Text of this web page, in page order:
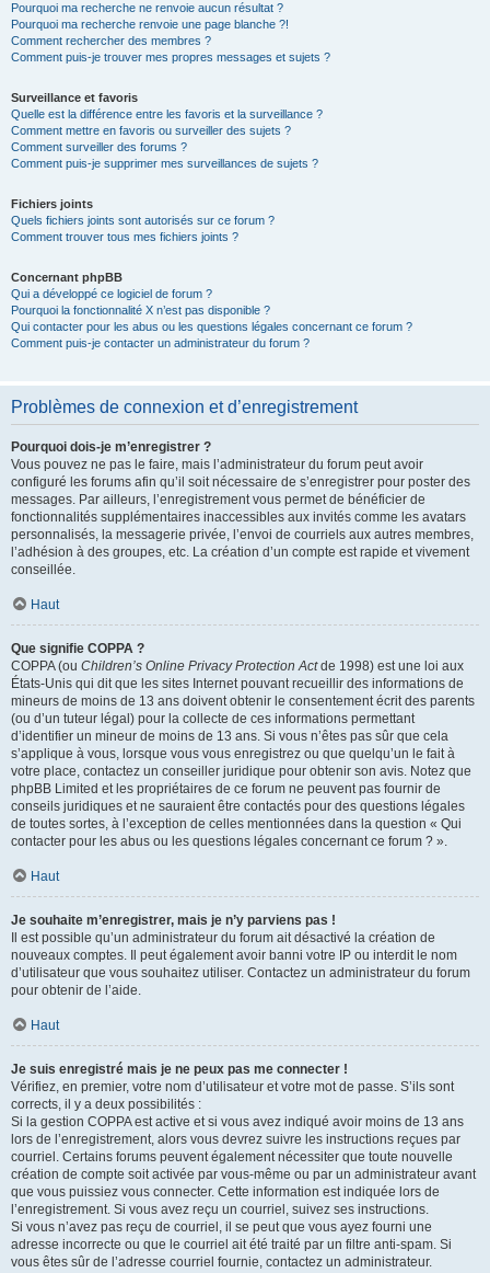
Pourquoi ma recherche ne renvoie aucun résultat ?
Pourquoi ma recherche renvoie une page blanche ?!
Comment rechercher des membres ?
Comment puis-je trouver mes propres messages et sujets ?
Surveillance et favoris
Quelle est la différence entre les favoris et la surveillance ?
Comment mettre en favoris ou surveiller des sujets ?
Comment surveiller des forums ?
Comment puis-je supprimer mes surveillances de sujets ?
Fichiers joints
Quels fichiers joints sont autorisés sur ce forum ?
Comment trouver tous mes fichiers joints ?
Concernant phpBB
Qui a développé ce logiciel de forum ?
Pourquoi la fonctionnalité X n’est pas disponible ?
Qui contacter pour les abus ou les questions légales concernant ce forum ?
Comment puis-je contacter un administrateur du forum ?
Problèmes de connexion et d’enregistrement
Pourquoi dois-je m’enregistrer ?
Vous pouvez ne pas le faire, mais l’administrateur du forum peut avoir
configuré les forums afin qu’il soit nécessaire de s’enregistrer pour poster des
messages. Par ailleurs, l’enregistrement vous permet de bénéficier de
fonctionnalités supplémentaires inaccessibles aux invités comme les avatars
personnalisés, la messagerie privée, l’envoi de courriels aux autres membres,
l’adhésion à des groupes, etc. La création d’un compte est rapide et vivement
conseillée.
Haut
Que signifie COPPA ?
COPPA (ou Children’s Online Privacy Protection Actde 1998) est une loi aux
États-Unis qui dit que les sites Internet pouvant recueillir des informations de
mineurs de moins de 13 ans doivent obtenir le consentement écrit des parents
(ou d’un tuteur légal) pour la collecte de ces informations permettant
d’identifier un mineur de moins de 13 ans. Si vous n’êtes pas sûr que cela
s’applique à vous, lorsque vous vous enregistrez ou que quelqu’un le fait à
votre place, contactez un conseiller juridique pour obtenir son avis. Notez que
phpBB Limited et les propriétaires de ce forum ne peuvent pas fournir de
conseils juridiques et ne sauraient être contactés pour des questions légales
de toutes sortes, à l’exception de celles mentionnées dans la question « Qui
contacter pour les abus ou les questions légales concernant ce forum ? ».
Haut
Je souhaite m’enregistrer, mais je n’y parviens pas !
Il est possible qu’un administrateur du forum ait désactivé la création de
nouveaux comptes. Il peut également avoir banni votre IP ou interdit le nom
d’utilisateur que vous souhaitez utiliser. Contactez un administrateur du forum
pour obtenir de l’aide.
Haut
Je suis enregistré mais je ne peux pas me connecter !
Vérifiez, en premier, votre nom d’utilisateur et votre mot de passe. S’ils sont
corrects, il y a deux possibilités :
Si la gestion COPPA est active et si vous avez indiqué avoir moins de 13 ans
lors de l’enregistrement, alors vous devrez suivre les instructions reçues par
courriel. Certains forums peuvent également nécessiter que toute nouvelle
création de compte soit activée par vous-même ou par un administrateur avant
que vous puissiez vous connecter. Cette information est indiquée lors de
l’enregistrement. Si vous avez reçu un courriel, suivez ses instructions.
Si vous n’avez pas reçu de courriel, il se peut que vous ayez fourni une
adresse incorrecte ou que le courriel ait été traité par un filtre anti-spam. Si
vous êtes sûr de l’adresse courriel fournie, contactez un administrateur.